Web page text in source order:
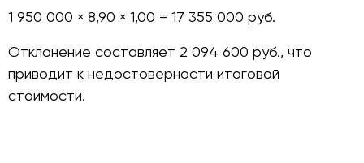
1 950 000 × 8,90 × 1,00 = 17 355 000 руб.
Отклонение составляет 2 094 600 руб., что
приводит к недостоверности итоговой
стоимости.